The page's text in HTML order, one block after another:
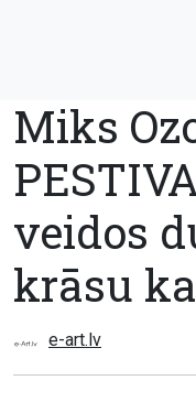
Miks
veidos
krāsu
e-art.lv